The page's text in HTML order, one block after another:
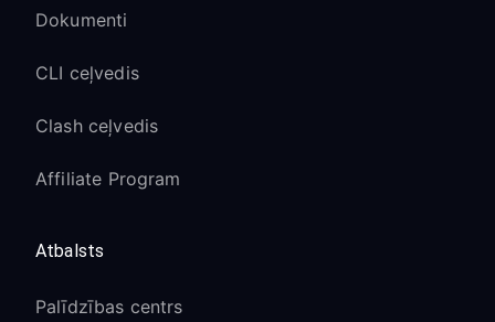
Dokumenti
CLI ceļvedis
Clash ceļvedis
Affiliate Program
Atbalsts
Palīdzības centrs